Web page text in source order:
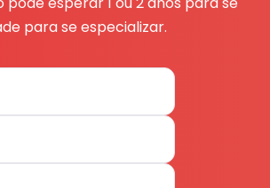
para se especializar.